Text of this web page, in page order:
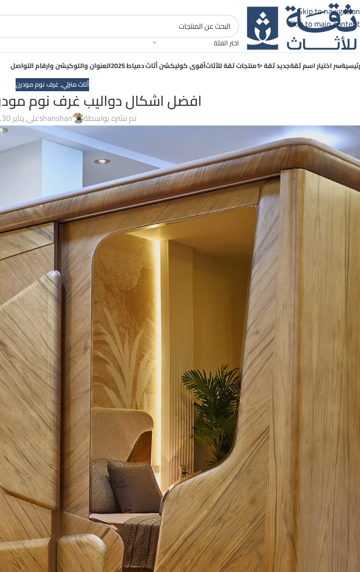
Skip to navigation
Skip to main content
اختر الفئة
سر اختيار اسم ثقةجديد ثقة ✨منتجات ثقة للأثاثأقوى كوليكشن أثاث دمياط 2025
العنوان واللوكيشن وارقام التواصل
أثاث منزلي,غرف نوم مودرن
افضل اشكال دواليب غرف نوم
تم نشره بواسطة shanshanعلى يناير 30, 2025
موسم ثقة الكبير 💪🏻 اكبر فترة مفاجأت وعروض ...تابعونا 🔥⚡